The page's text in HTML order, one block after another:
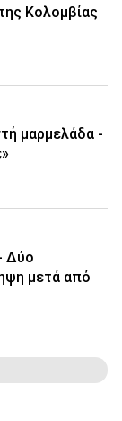
Κολομβίας
μαρμελάδα -
Δύο
μετά από